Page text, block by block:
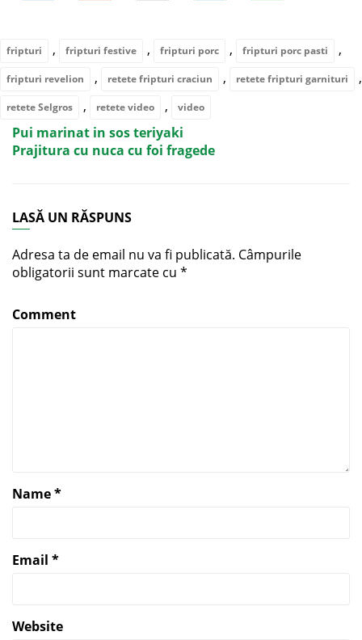
fripturi , fripturi festive , fripturi porc , fripturi porc pasti ,
fripturi revelion , retete fripturi craciun , retete fripturi garnituri ,
retete Selgros , retete video , video
Pui marinat in sos teriyaki
Prajitura cu nuca cu foi fragede
LASĂ UN RĂSPUNS
Adresa ta de email nu va fi publicată. Câmpurile
obligatorii sunt marcate cu *
Comment
Name*
Email *
Website